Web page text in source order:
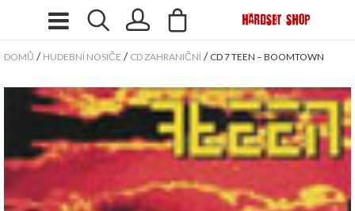
DOMŮ / HUDEBNÍ NOSIČE / CD ZAHRANIČNÍ / CD 7 TEEN – BOOMTOWN